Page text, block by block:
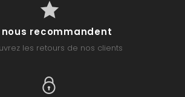
nous recommandent
les retours de nos clients